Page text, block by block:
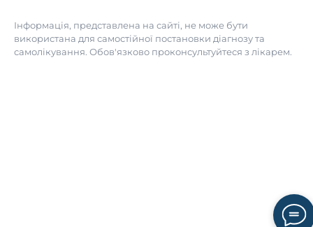
Інформація, представлена на сайті, не може бути
використана для самостійної постановки діагнозу та
самолікування. Обов'язково проконсультуйтеся з лікарем.